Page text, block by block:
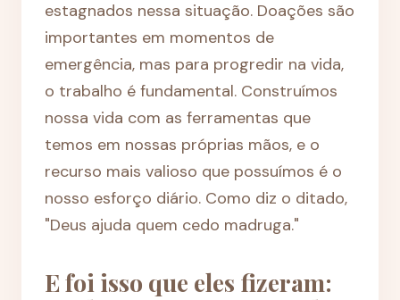
estagnados nessa situação. Doações são
importantes em momentos de
emergência, mas para progredir na vida,
o trabalho é fundamental. Construímos
nossa vida com as ferramentas que
temos em nossas próprias mãos, e o
recurso mais valioso que possuímos é o
nosso esforço diário. Como diz o ditado,
"Deus ajuda quem cedo madruga."
E foi isso que eles fizeram: